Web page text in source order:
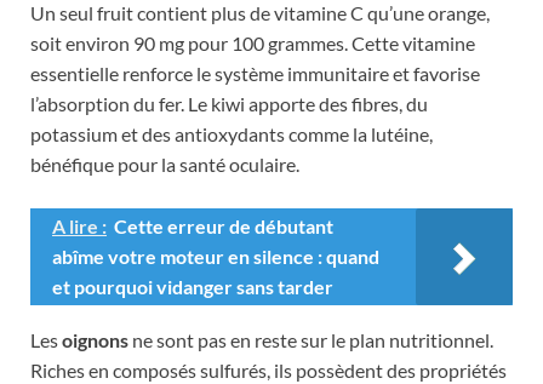
Un seul fruit contient plus de vitamine C qu’une orange,
soit environ 90 mg pour 100 grammes. Cette vitamine
essentielle renforce le système immunitaire et favorise
l’absorption du fer. Le kiwi apporte des fibres, du
potassium et des antioxydants comme la lutéine,
bénéfique pour la santé oculaire.
A lire : Cette erreur de débutant
abîme votre moteur en silence : quand
et pourquoi vidanger sans tarder
Lesoignons ne sont pas en reste sur le plan nutritionnel.
Riches en composés sulfurés, ils possèdent des propriétés